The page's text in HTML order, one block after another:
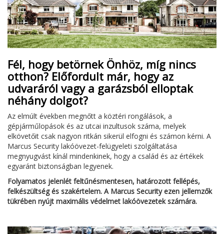
Fél, hogy betörnek Önhöz, míg nincs
otthon? Előfordult már, hogy az
udvaráról vagy a garázsból elloptak
néhány dolgot?
Az elmúlt években megnőtt a köztéri rongálások, a
gépjárműlopások és az utcai inzultusok száma, melyek
elkövetőit csak nagyon ritkán sikerül elfogni és számon kérni. A
Marcus Security lakóövezet-felügyeleti szolgáltatása
megnyugvást kínál mindenkinek, hogy a család és az értékek
egyaránt biztonságban legyenek.
Folyamatos jelenlét feltűnésmentesen, határozott fellépés,
felkészültség és szakértelem. A Marcus Security ezen jellemzők
tükrében nyújt maximális védelmet lakóövezetek számára.